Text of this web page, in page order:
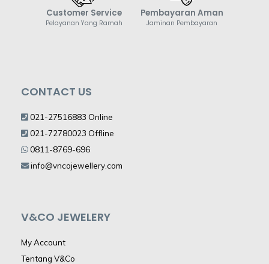
Customer Service
Pelayanan Yang Ramah
Pembayaran Aman
Jaminan Pembayaran
V&CO JEWELERY
My Account
Tentang V&Co
CONTACT US
021-27516883 Online
021-72780023 Offline
0811-8769-696
info@vncojewellery.com